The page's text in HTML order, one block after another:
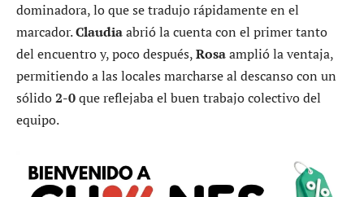
dominadora, lo que se tradujo rápidamente en el
marcador.Claudiaabrió la cuenta con el primer tanto
del encuentro y, poco después,Rosaamplió la ventaja,
permitiendo a las locales marcharse al descanso con un
sólido2-0que reflejaba el buen trabajo colectivo del
equipo.